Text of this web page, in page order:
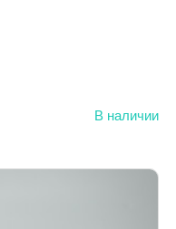
В наличии